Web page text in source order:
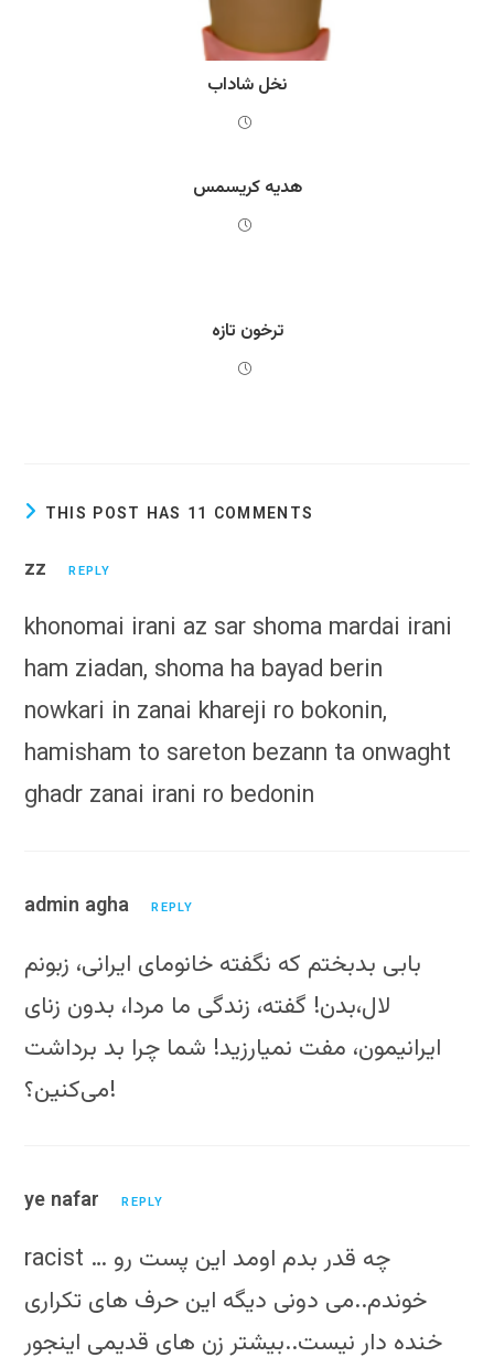
نخل شاداب
هدیه کریسمس
ترخون تازه
THIS POST HAS 11 COMMENTS
zz REPLY
khonomai irani az sar shoma mardai irani
ham ziadan, shoma ha bayad berin
nowkari in zanai khareji ro bokonin,
hamisham to sareton bezann ta onwaght
ghadr zanai irani ro bedonin
admin agha REPLY
بابی بدبختم که نگفته خانومای ایرانی‌، زبونم
لال،بدن! گفته، زندگی‌ ما مردا، بدون زنای
ایرانیمون، مفت نمیارزید! شما چرا بد برداشت
می‌کنین؟!
ye nafar REPLY
racist … چه قدر بدم اومد این پست رو
خوندم..می دونی دیگه این حرف های تکراری
خنده دار نیست..بیشتر زن های قدیمی اینجور